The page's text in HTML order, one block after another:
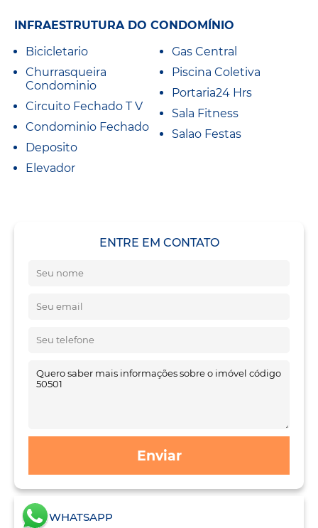
INFRAESTRUTURA DO CONDOMÍNIO
Bicicletario
Churrasqueira
Condominio
Circuito Fechado T V
Condominio Fechado
Deposito
Elevador
Gas Central
Piscina Coletiva
Portaria24 Hrs
Sala Fitness
Salao Festas
ENTRE EM CONTATO
Enviar
WHATSAPP